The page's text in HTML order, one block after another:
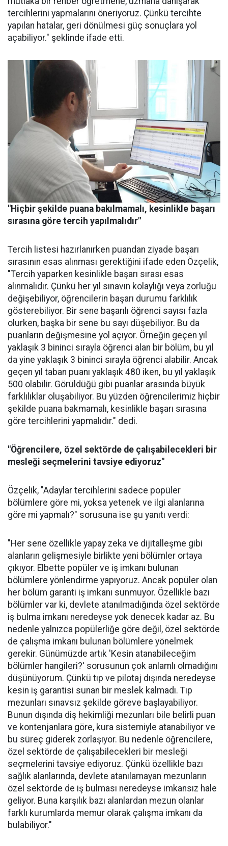
tercihlerini yapmalarını öneriyoruz. Çünkü tercihte
yapılan hatalar, geri dönülmesi güç sonuçlara yol
açabiliyor." şeklinde ifade etti.
"Hiçbir şekilde puana bakılmamalı, kesinlikle başarı
sırasına göre tercih yapılmalıdır"
Tercih listesi hazırlanırken puandan ziyade başarı
sırasının esas alınması gerektiğini ifade eden Özçelik,
"Tercih yaparken kesinlikle başarı sırası esas
alınmalıdır. Çünkü her yıl sınavın kolaylığı veya zorluğu
değişebiliyor, öğrencilerin başarı durumu farklılık
gösterebiliyor. Bir sene başarılı öğrenci sayısı fazla
olurken, başka bir sene bu sayı düşebiliyor. Bu da
puanların değişmesine yol açıyor. Örneğin geçen yıl
yaklaşık 3 bininci sırayla öğrenci alan bir bölüm, bu yıl
da yine yaklaşık 3 bininci sırayla öğrenci alabilir. Ancak
geçen yıl taban puanı yaklaşık 480 iken, bu yıl yaklaşık
500 olabilir. Görüldüğü gibi puanlar arasında büyük
farklılıklar oluşabiliyor. Bu yüzden öğrencilerimiz hiçbir
şekilde puana bakmamalı, kesinlikle başarı sırasına
göre tercihlerini yapmalıdır." dedi.
"Öğrencilere, özel sektörde de çalışabilecekleri bir
mesleği seçmelerini tavsiye ediyoruz"
Özçelik, "Adaylar tercihlerini sadece popüler
bölümlere göre mi, yoksa yetenek ve ilgi alanlarına
göre mi yapmalı?" sorusuna ise şu yanıtı verdi:
"Her sene özellikle yapay zeka ve dijitalleşme gibi
alanların gelişmesiyle birlikte yeni bölümler ortaya
çıkıyor. Elbette popüler ve iş imkanı bulunan
bölümlere yönlendirme yapıyoruz. Ancak popüler olan
her bölüm garanti iş imkanı sunmuyor. Özellikle bazı
bölümler var ki, devlete atanılmadığında özel sektörde
iş bulma imkanı neredeyse yok denecek kadar az. Bu
nedenle yalnızca popülerliğe göre değil, özel sektörde
de çalışma imkanı bulunan bölümlere yönelmek
gerekir. Günümüzde artık 'Kesin atanabileceğim
bölümler hangileri?' sorusunun çok anlamlı olmadığını
düşünüyorum. Çünkü tıp ve pilotaj dışında neredeyse
kesin iş garantisi sunan bir meslek kalmadı. Tıp
mezunları sınavsız şekilde göreve başlayabiliyor.
Bunun dışında diş hekimliği mezunları bile belirli puan
ve kontenjanlara göre, kura sistemiyle atanabiliyor ve
bu süreç giderek zorlaşıyor. Bu nedenle öğrencilere,
özel sektörde de çalışabilecekleri bir mesleği
seçmelerini tavsiye ediyoruz. Çünkü özellikle bazı
sağlık alanlarında, devlete atanılamayan mezunların
özel sektörde de iş bulması neredeyse imkansız hale
geliyor. Buna karşılık bazı alanlardan mezun olanlar
farklı kurumlarda memur olarak çalışma imkanı da
bulabiliyor."